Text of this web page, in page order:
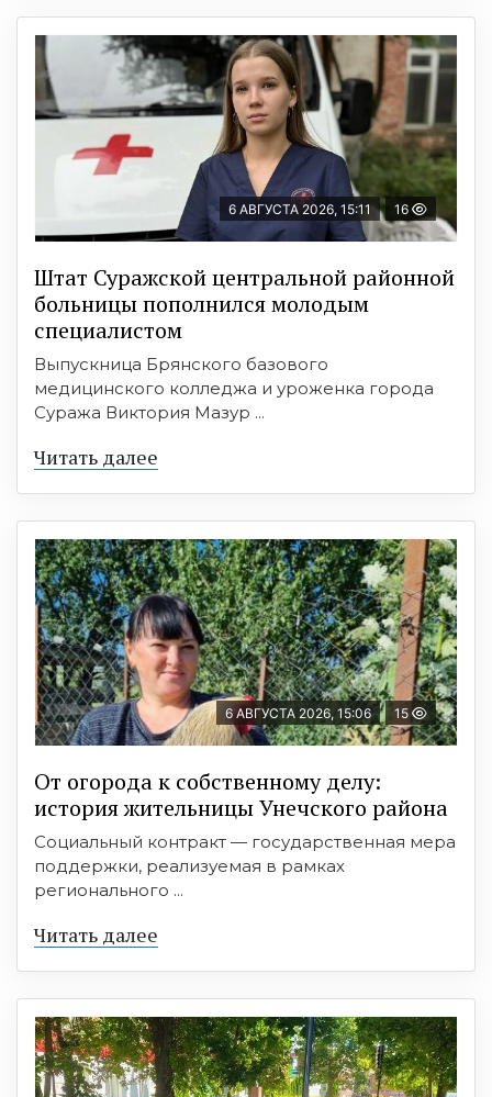
6 АВГУСТА 2026, 15:11 16
Штат Суражской центральной районной
больницы пополнился молодым
специалистом
Выпускница Брянского базового
медицинского колледжа и уроженка города
Суража Виктория Мазур ...
Читать далее
6 АВГУСТА 2026, 15:06 15
От огорода к собственному делу:
история жительницы Унечского района
Социальный контракт — государственная мера
поддержки, реализуемая в рамках
регионального ...
Читать далее